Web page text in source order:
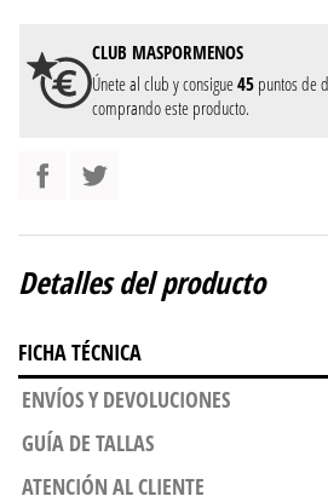
CLUB MASPORMENOS
Únete al club y consigue45 puntos de
comprando este producto.
Detalles del producto
FICHA TÉCNICA
ENVÍOS Y DEVOLUCIONES
GUÍA DE TALLAS
ATENCIÓN AL CLIENTE